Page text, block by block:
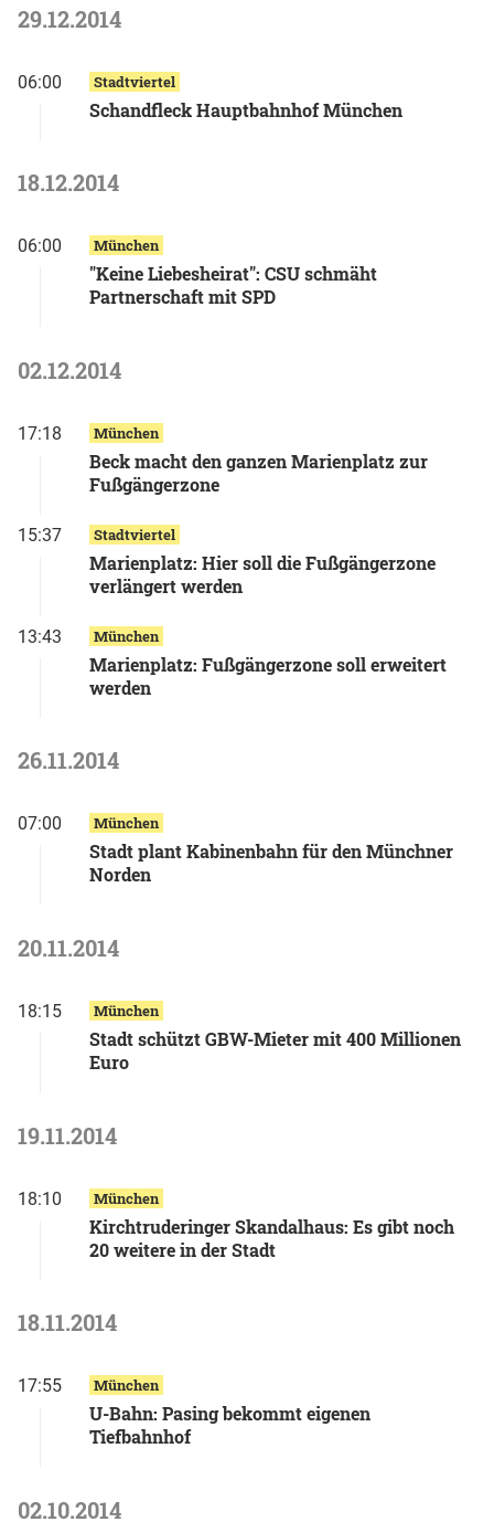
29.12.2014
06:00 Stadtviertel
Schandfleck Hauptbahnhof München
18.12.2014
06:00 München
"Keine Liebesheirat": CSU schmäht
Partnerschaft mit SPD
02.12.2014
17:18 München
Beck macht den ganzen Marienplatz zur
Fußgängerzone
15:37 Stadtviertel
Marienplatz: Hier soll die Fußgängerzone
verlängert werden
13:43 München
Marienplatz: Fußgängerzone soll erweitert
werden
26.11.2014
07:00 München
Stadt plant Kabinenbahn für den Münchner
Norden
20.11.2014
18:15 München
Stadt schützt GBW-Mieter mit 400 Millionen
Euro
19.11.2014
18:10 München
Kirchtruderinger Skandalhaus: Es gibt noch
20 weitere in der Stadt
18.11.2014
17:55 München
U-Bahn: Pasing bekommt eigenen
Tiefbahnhof
02.10.2014